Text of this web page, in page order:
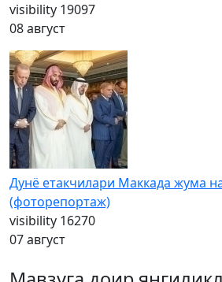
visibility 19097
08 август
Дунё етакчилари Маккада жума
(фоторепортаж)
visibility 16270
07 август